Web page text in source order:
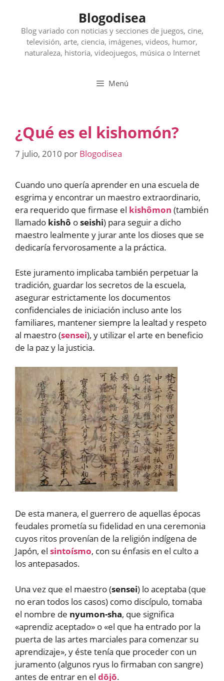
contenido
Blogodisea
Blog variado con noticias y secciones de juegos, cine,
televisión, arte, ciencia, imágenes, videos, humor,
naturaleza, historia, videojuegos, música o Internet
Menú
¿Qué es el kishomón?
7 julio, 2010 por Blogodisea
Cuando uno quería aprender en una escuela de
esgrima y encontrar un maestro extraordinario,
era requerido que firmase el kishômon (también
llamado kishô oseishi) para seguir a dicho
maestro lealmente y jurar ante los dioses que se
dedicaría fervorosamente a la práctica.
Este juramento implicaba también perpetuar la
tradición, guardar los secretos de la escuela,
asegurar estrictamente los documentos
confidenciales de iniciación incluso ante los
familiares, mantener siempre la lealtad y respeto
al maestro (sensei), y utilizar el arte en beneficio
de la paz y la justicia.
De esta manera, el guerrero de aquellas épocas
feudales prometía su fidelidad en una ceremonia
cuyos ritos provenían de la religión indígena de
Japón, el sintoísmo, con su énfasis en el culto a
los antepasados.
Una vez que el maestro (sensei) lo aceptaba (que
no eran todos los casos) como discípulo, tomaba
el nombre de nyumon-sha, que significa
«aprendiz aceptado» o «el que ha entrado por la
puerta de las artes marciales para comenzar su
aprendizaje», y éste tenía que proceder con un
juramento (algunos ryus lo firmaban con sangre)
antes de entrar en el dōjō.